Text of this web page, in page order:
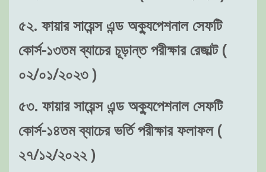
৫২. ফায়ার সায়েন্স এন্ড অক্যুপেশনাল সেফটি
কোর্স-১৩তম ব্যাচের চূড়ান্ত পরীক্ষার রেজাল্ট (
০২/০১/২০২৩ )
৫৩. ফায়ার সায়েন্স এন্ড অক্যুপেশনাল সেফটি
কোর্স-১৪তম ব্যাচের ভর্তি পরীক্ষার ফলাফল (
২৭/১২/২০২২ )